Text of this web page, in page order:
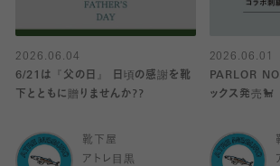
2026.06.04
6/21は『父の日』 日頃の感謝を靴
下とともに贈りませんか??
靴下屋
アトレ目黒
2026.06.01
PARLOR
ックス発売🐩